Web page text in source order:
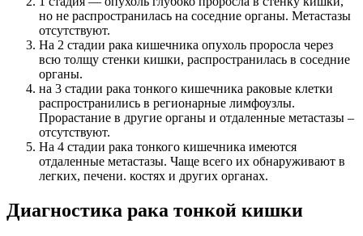
но не распространилась на соседние органы. Метастазы
отсутствуют.
На 2 стадии рака кишечника опухоль проросла через
всю толщу стенки кишки, распространилась в соседние
органы.
на 3 стадии рака тонкого кишечника раковые клетки
распространились в регионарные лимфоузлы.
Прорастание в другие органы и отдаленные метастазы –
отсутствуют.
На 4 стадии рака тонкого кишечника имеются
отдаленные метастазы. Чаще всего их обнаруживают в
легких, печени. костях и других органах.
Диагностика рака тонкой кишки